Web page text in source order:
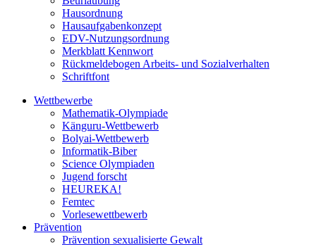
Hausordnung
Hausaufgabenkonzept
EDV-Nutzungsordnung
Merkblatt Kennwort
Rückmeldebogen Arbeits- und Sozialverhalten
Schriftfont
Wettbewerbe
Mathematik-Olympiade
Känguru-Wettbewerb
Bolyai-Wettbewerb
Informatik-Biber
Science Olympiaden
Jugend forscht
HEUREKA!
Femtec
Vorlesewettbewerb
Prävention
Prävention sexualisierte Gewalt